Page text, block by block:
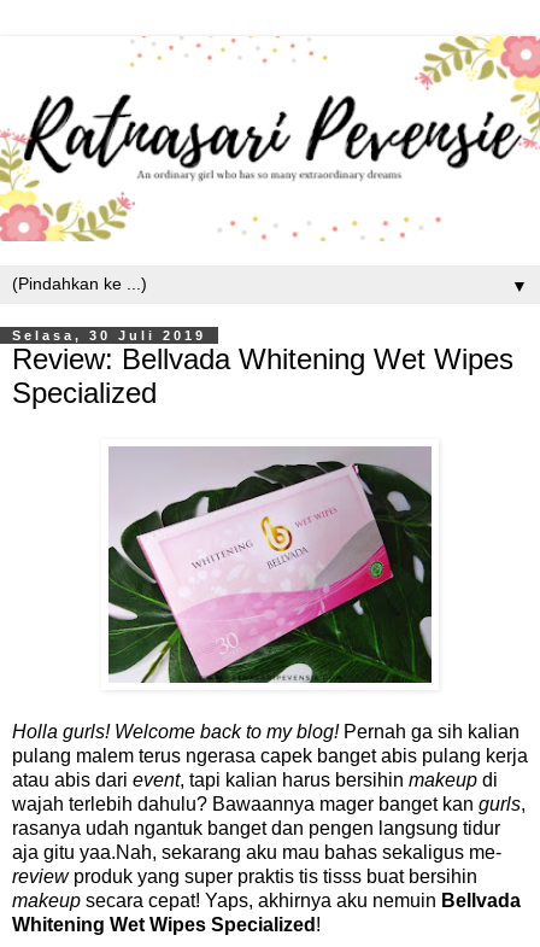
▼
Selasa, 30 Juli 2019
Review: Bellvada Whitening Wet Wipes
Specialized
Holla gurls! Welcome back to my blog! Pernah ga sih kalian
pulang malem terus ngerasa capek banget abis pulang kerja
atau abis dari event, tapi kalian harus bersihin makeup di
wajah terlebih dahulu? Bawaannya mager banget kan gurls,
rasanya udah ngantuk banget dan pengen langsung tidur
aja gitu yaa.Nah, sekarang aku mau bahas sekaligus me-
reviewproduk yang super praktis tis tisss buat bersihin
makeup secara cepat! Yaps, akhirnya aku nemuin Bellvada
Whitening Wet Wipes Specialized !